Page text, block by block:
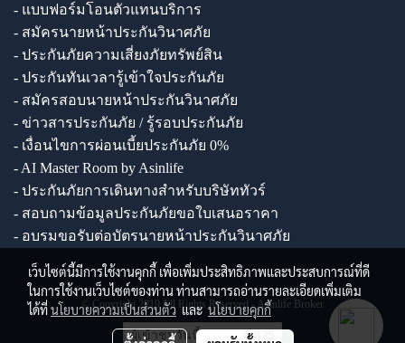
- แบบฟอร์มโอนตัวแทนบริการ
- สมัครนายหน้าประกันวินาศภัย
- ประกันภัยความเสี่ยงภัยทรัพย์สิน
- ประกันทันเวลารู้เข้าใจประกันภัย
- สมัครสอบนายหน้าประกันวินาศภัย
- ข่าวสารประกันภัย / รู้รอบประกันภัย
- เงื่อนไขการผ่อนเบี้ยประกันภัย 0%
- AI Master Room by Asinlife
- ประกันภัยการเดินทางสำหรับบริษัททัวร์
- สอบถามข้อมูลประกันภัยขอใบเสนอราคา
- อบรมขอรับต่อบัตรนายหน้าประกันวินาศภัย
© Copyright 2019 All Rights Reserved - Asinlife Broker
ผู้เข้าชมวันนี้ 6,825
เว็บไซต์นี้มีการใช้งานคุกกี้ เพื่อเพิ่มประสิทธิภาพและประสบการณ์ที่ดี
ในการใช้งานเว็บไซต์ของท่าน ท่านสามารถอ่านรายละเอียดเพิ่มเติม
ได้ที่นโยบายความเป็นส่วนตัว และนโยบายคุกกี้